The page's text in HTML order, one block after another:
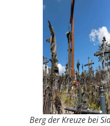
Berg der Kreuze bei